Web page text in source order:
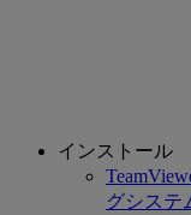
インストール
グシステ